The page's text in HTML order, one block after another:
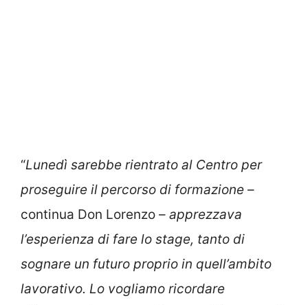
“Lunedì sarebbe rientrato al Centro per
proseguire il percorso di formazione –
continua Don Lorenzo – apprezzava
l’esperienza di fare lo stage, tanto di
sognare un futuro proprio in quell’ambito
lavorativo. Lo vogliamo ricordare